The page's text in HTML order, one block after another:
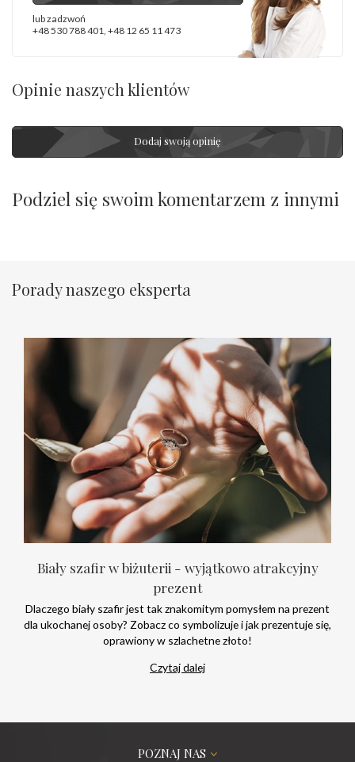
lub zadzwoń
+48 530 788 401, +48 12 65 11 473
Opinie naszych klientów
Dodaj swoją opinię
Podziel się swoim komentarzem z innymi
Porady naszego eksperta
Biały szafir w biżuterii - wyjątkowo atrakcyjny
prezent
Dlaczego biały szafir jest tak znakomitym pomysłem na prezent
dla ukochanej osoby? Zobacz co symbolizuje i jak prezentuje się,
oprawiony w szlachetne złoto!
Czytaj dalej
POZNAJ NAS